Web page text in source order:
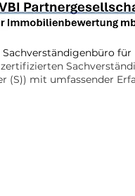
für
(S)) mit umfassender